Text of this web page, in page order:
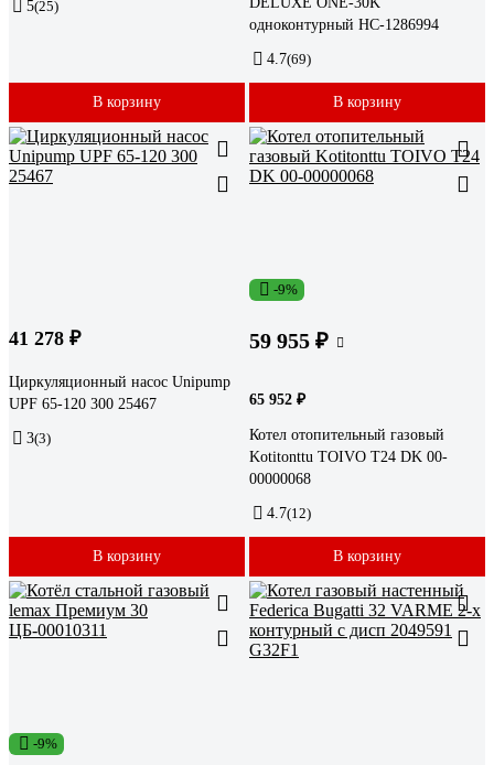
5(25)
В корзину
одноконтурный НС-1286994
4.7(69)
В корзину
41 278 ₽
Циркуляционный насос Unipump
UPF 65-120 300 25467
3(3)
В корзину
-9%
59 955 ₽
65 952 ₽
Котел отопительный газовый
Kotitonttu TOIVO T24 DK 00-
00000068
4.7(12)
В корзину
-9%